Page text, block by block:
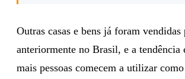
Outras casas e bens já foram
anteriormente no Brasil, e a tendência
mais pessoas comecem a utilizar